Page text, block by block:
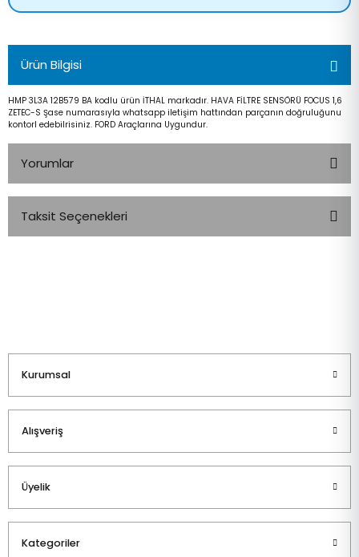
Ürün Bilgisi
HMP 3L3A 12B579 BA kodlu ürün İTHAL markadır. HAVA FİLTRE SENSÖRÜ FOCUS 1,6
ZETEC-S Şase numarasıyla whatsapp iletişim hattından parçanın doğruluğunu
kontorl edebilrisiniz. FORD Araçlarına Uygundur.
Yorumlar
Taksit Seçenekleri
Kurumsal
Alışveriş
Üyelik
Kategoriler